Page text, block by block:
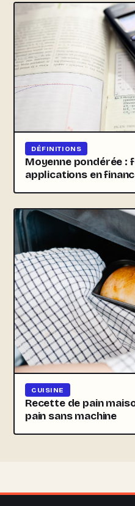
DÉFINITIONS
Moyenne pondérée :
applications en
CUISINE
Recette de pain
pain sans machine